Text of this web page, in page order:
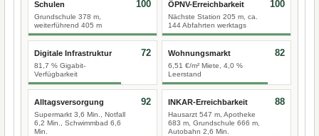
Schulen
Grundschule 378 m,
weiterführend 405 m
100 ÖPNV-Erreichbarkeit
Nächste Station 205 m, ca.
144 Abfahrten werktags
100
Digitale Infrastruktur
81,7 % Gigabit-
Verfügbarkeit
72 Wohnungsmarkt
6,51 €/m² Miete, 4,0 %
Leerstand
82
Alltagsversorgung
Supermarkt 3,6 Min., Notfall
6,2 Min., Schwimmbad 6,6
Min.
92 INKAR-Erreichbarkeit
Hausarzt 547 m, Apotheke
683 m, Grundschule 666 m,
Autobahn 2,6 Min.
88